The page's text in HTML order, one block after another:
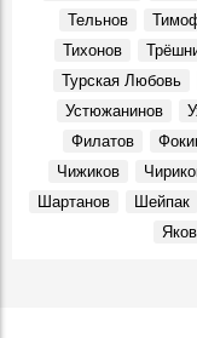
Тельнов
Тихонов
Турская Любовь
Устюжанинов
Филатов
Чижиков
Шартанов
Шейпак